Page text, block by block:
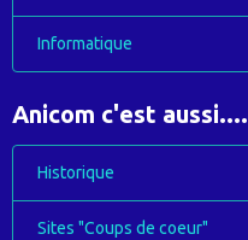
Informatique
Anicom c'est aussi....
Historique
Sites "Coups de coeur"